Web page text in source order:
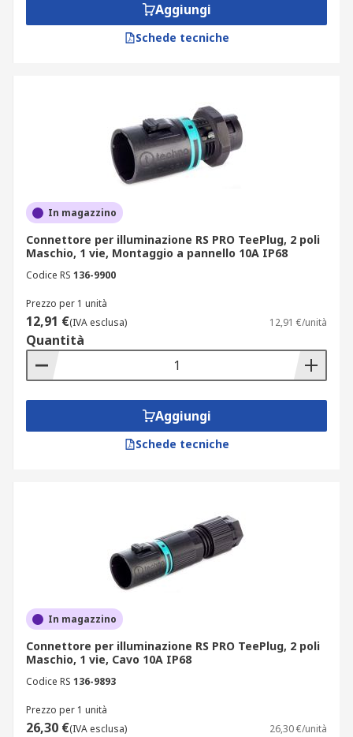
Aggiungi
Schede tecniche
In magazzino
Connettore per illuminazione RS PRO TeePlug, 2 poli
Maschio, 1 vie, Montaggio a pannello 10A IP68
Codice RS 136-9900
Prezzo per 1 unità
12,91 €(IVA esclusa) 12,91 €/unità
Quantità
Aggiungi
Schede tecniche
In magazzino
Connettore per illuminazione RS PRO TeePlug, 2 poli
Maschio, 1 vie, Cavo 10A IP68
Codice RS 136-9893
Prezzo per 1 unità
26,30 €(IVA esclusa) 26,30 €/unità